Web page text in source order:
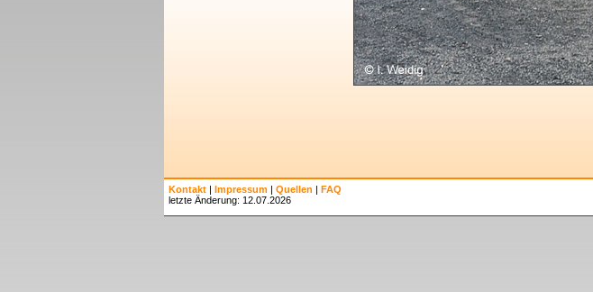
Kontakt | Impressum | Quellen | FAQ
letzte Änderung: 12.07.2026